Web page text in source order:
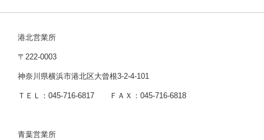
港北営業所
〒222-0003
神奈川県横浜市港北区大曾根3-2-4-101
ＴＥＬ：045-716-6817 ＦＡＸ：045-716-6818
青葉営業所